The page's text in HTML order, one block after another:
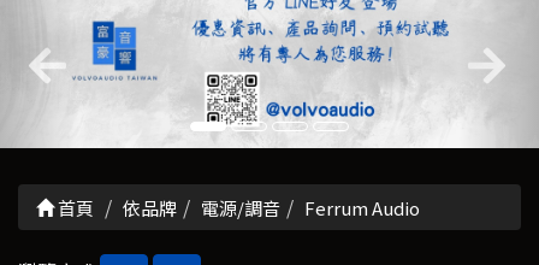
首頁 依品牌 電源/調音 Ferrum Audio